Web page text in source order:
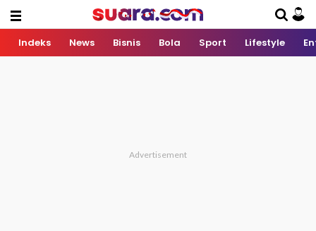
Indeks News Bisnis Bola Sport Lifestyle